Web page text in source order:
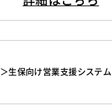
生保向け営業支援システ